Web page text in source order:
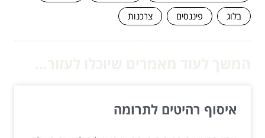
בלוג
פיננסים צרכנות
איסוף רהיטים לתרומה